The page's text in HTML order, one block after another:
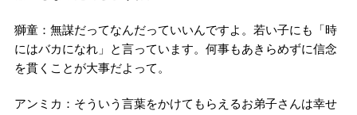
獅童：無謀だってなんだっていいんですよ。若い子にも「時
にはバカになれ」と言っています。何事もあきらめずに信念
を貫くことが大事だよって。
アンミカ：そういう言葉をかけてもらえるお弟子さんは幸せ